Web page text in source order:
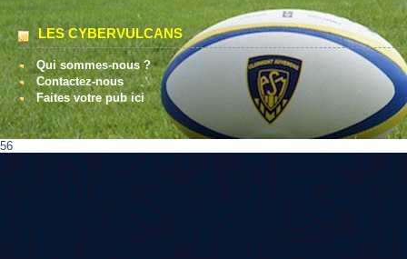
LES CYBERVULCANS
Qui sommes-nous ?
Contactez-nous
Faites votre pub ici
56